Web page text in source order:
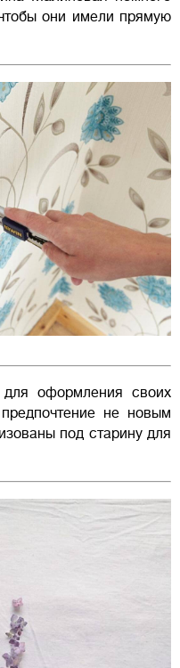
они имели прямую
оформления своих
не новым
под старину для